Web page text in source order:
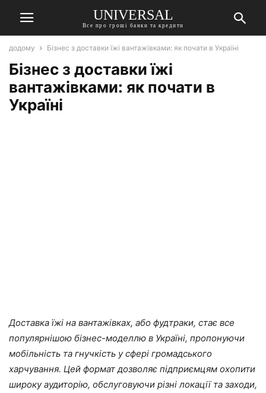
UNIVERSAL
Все про гроші банки та кредити
додому Бізнес з доставки їжі вантажівками: як почати в Україні
Бізнес з доставки їжі
вантажівками: як почати в
Україні
Доставка їжі на вантажівках, або фудтраки, стає все
популярнішою бізнес-моделлю в Україні, пропонуючи
мобільність та гнучкість у сфері громадського
харчування. Цей формат дозволяє підприємцям охопити
широку аудиторію, обслуговуючи різні локації та заходи,